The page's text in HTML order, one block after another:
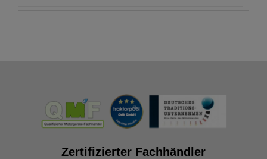
Zertifizierter Fachhändler